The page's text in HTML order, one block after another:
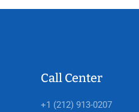
Call Center
+1 (212) 913-0207